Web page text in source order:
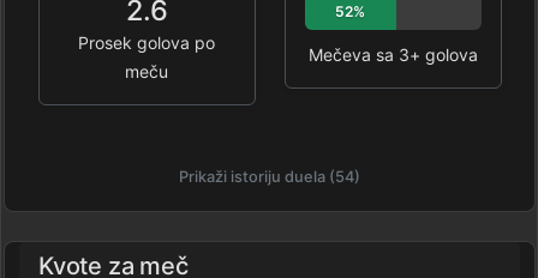
2.6
Prosek golova po
meču
52%
Mečeva sa 3+ golova
Prikaži istoriju duela (54)
Kvote za meč